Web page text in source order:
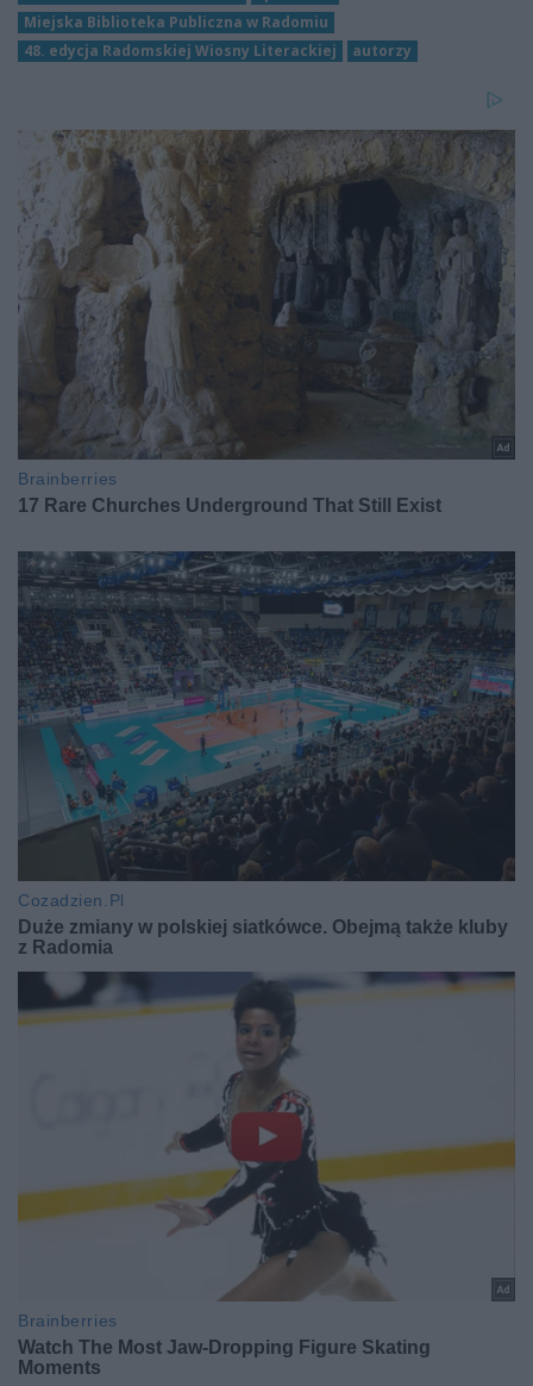
Miejska Biblioteka Publiczna w Radomiu
48. edycja Radomskiej Wiosny Literackiej
autorzy